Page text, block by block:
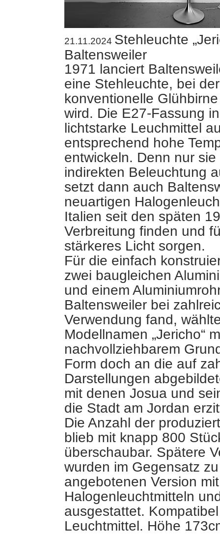
21.11.2024 Stehleuchte
Baltensweiler
1971 lanciert
eine Stehleuchte, bei
konventionelle
wird. Die E27-Fassung
lichtstarke Leuchmittel
entsprechend hohe
entwickeln. Denn nur
indirekten Beleuchtung
setzt dann auch
neuartigen
Italien seit den späten
Verbreitung finden und
stärkeres Licht sorgen.
Für die einfach
zwei baugleichen
und einem
Baltensweiler bei
Verwendung fand,
Modellnamen „Jericho“
nachvollziehbarem
Form doch an die auf
Darstellungen
mit denen Josua und
die Stadt am Jordan
Die Anzahl der
blieb mit knapp 800
überschaubar. Spätere
wurden im Gegensatz
angebotenen Version mit
Halogenleuchtmitteln
ausgestattet.
Leuchtmittel. Höhe